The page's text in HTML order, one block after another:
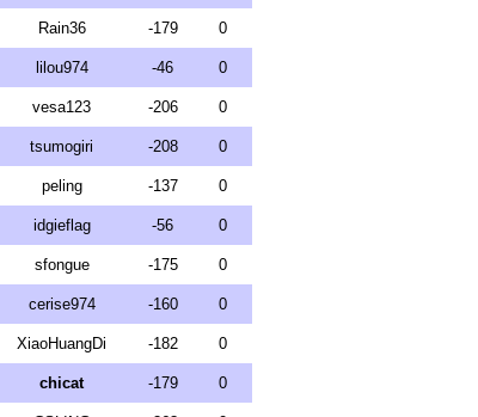
Rain36 -179 0
lilou974 -46 0
vesa123 -206 0
tsumogiri -208 0
peling -137 0
idgieflag -56 0
sfongue -175 0
cerise974 -160 0
XiaoHuangDi -182 0
chicat -179 0